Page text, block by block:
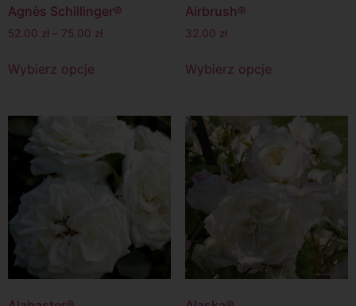
Agnès Schillinger®
52.00 zł – 75.00 zł
Wybierz opcje
Airbrush®
32.00 zł
Wybierz opcje